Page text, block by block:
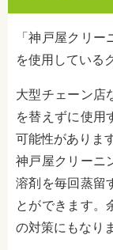
「神戸屋クリ
を使用している
大型チェーン店
を替えずに使用
可能性があります
神戸屋クリーニ
溶剤を毎回蒸留
とができます。
の対策にもなり